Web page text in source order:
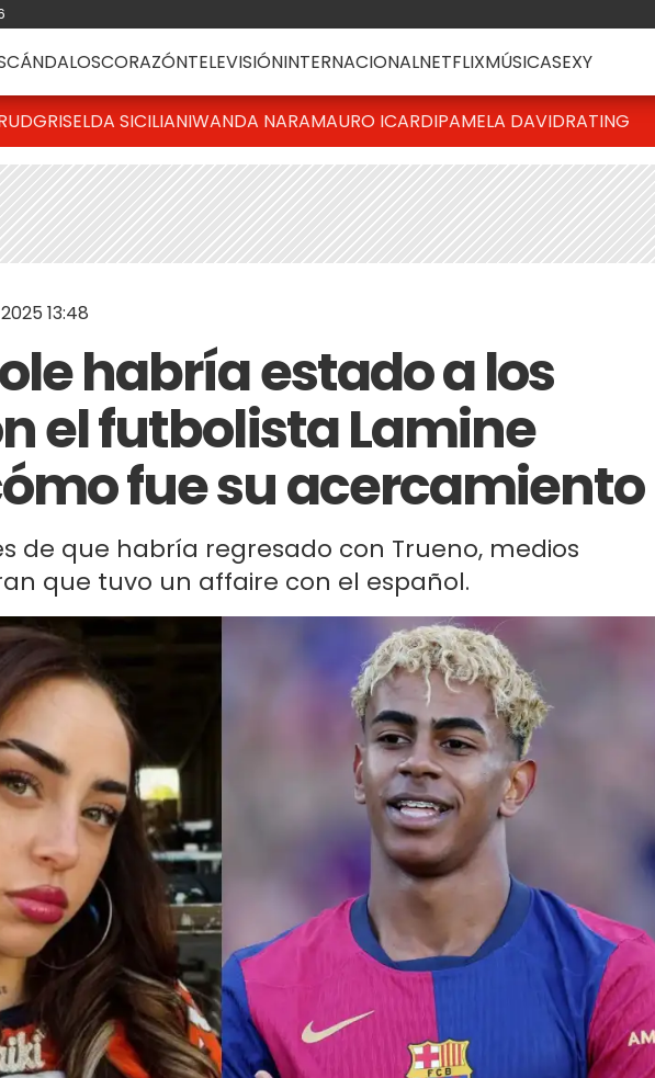
CORAZÓNTELEVISIÓNINTERNACIONALNETFLIXMÚSICASEXY
GRISELDA SICILIANIWANDA NARAMAURO ICARDIPAMELA DAVIDRATING
13:48
habría estado a los
el futbolista Lamine
fue su acercamiento
de que habría regresado con Trueno, medios
que tuvo un affaire con el español.